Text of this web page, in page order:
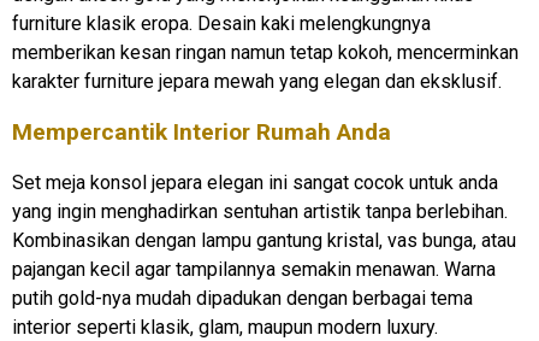
furniture klasik eropa. Desain kaki melengkungnya
memberikan kesan ringan namun tetap kokoh, mencerminkan
karakter furniture jepara mewah yang elegan dan eksklusif.
Mempercantik Interior Rumah Anda
Set meja konsol jepara elegan ini sangat cocok untuk anda
yang ingin menghadirkan sentuhan artistik tanpa berlebihan.
Kombinasikan dengan lampu gantung kristal, vas bunga, atau
pajangan kecil agar tampilannya semakin menawan. Warna
putih gold-nya mudah dipadukan dengan berbagai tema
interior seperti klasik, glam, maupun modern luxury.